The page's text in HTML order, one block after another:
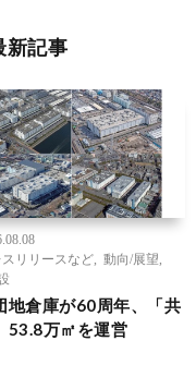
新記事
スリリースなど
動向/展望
地倉庫が60周年、「共
53.8万㎡を運営